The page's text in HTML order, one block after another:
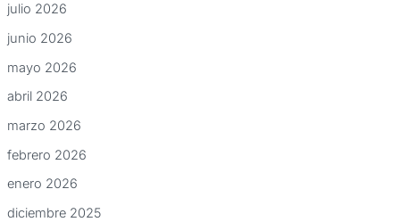
julio 2026
junio 2026
mayo 2026
abril 2026
marzo 2026
febrero 2026
enero 2026
diciembre 2025